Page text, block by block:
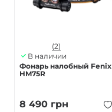
(2)
В наличии
Фонарь налобный Fenix
HM75R
8 490 грн